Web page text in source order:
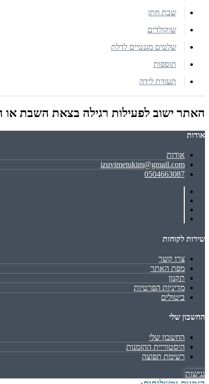
שבת חתן
שוקולדים
שלטים מגנטיים לדלת
תוספות
תעודת לידה
האתר ישוב לפעילות רגילה בצאת השבת או
אודות
אודות
izuvimetukim@gmail.com
0504663087
שירות לקוחות
צרו קשר
מפת האתר
תקנון
מדיניות הפרטיות
ביטולים
החשבון שלי
החשבון שלי
היסטוריית ההזמנות
רשימת תפוצה
נגישות